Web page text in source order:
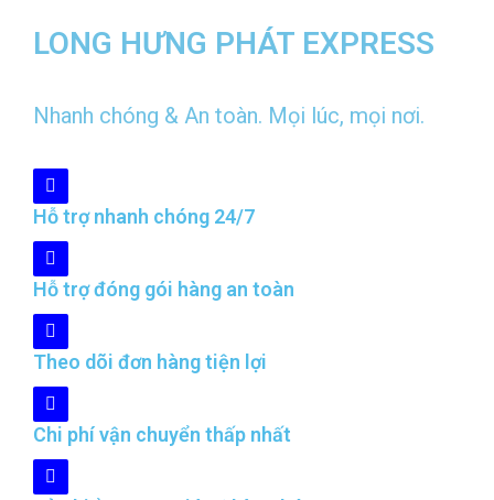
LONG HƯNG PHÁT EXPRESS
Nhanh chóng & An toàn. Mọi lúc, mọi nơi.
Hỗ trợ nhanh chóng 24/7
Hỗ trợ đóng gói hàng an toàn
Theo dõi đơn hàng tiện lợi
Chi phí vận chuyển thấp nhất